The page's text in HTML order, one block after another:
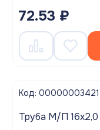
72.53 ₽
Код: 00000003421